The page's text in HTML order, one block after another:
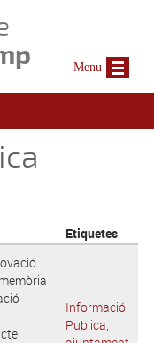
Etiquetes
Informació
Publica,
Menu